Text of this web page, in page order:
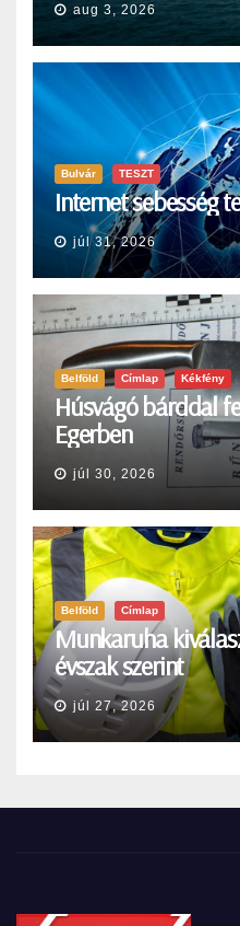
aug 3, 2026
Bulvár TESZT
Internet sebesség
júl 31, 2026
Belföld Címlap Kékfény
Húsvágó bárddal
Egerben
júl 30, 2026
Belföld Címlap
Munkaruha
évszak szerint
júl 27, 2026